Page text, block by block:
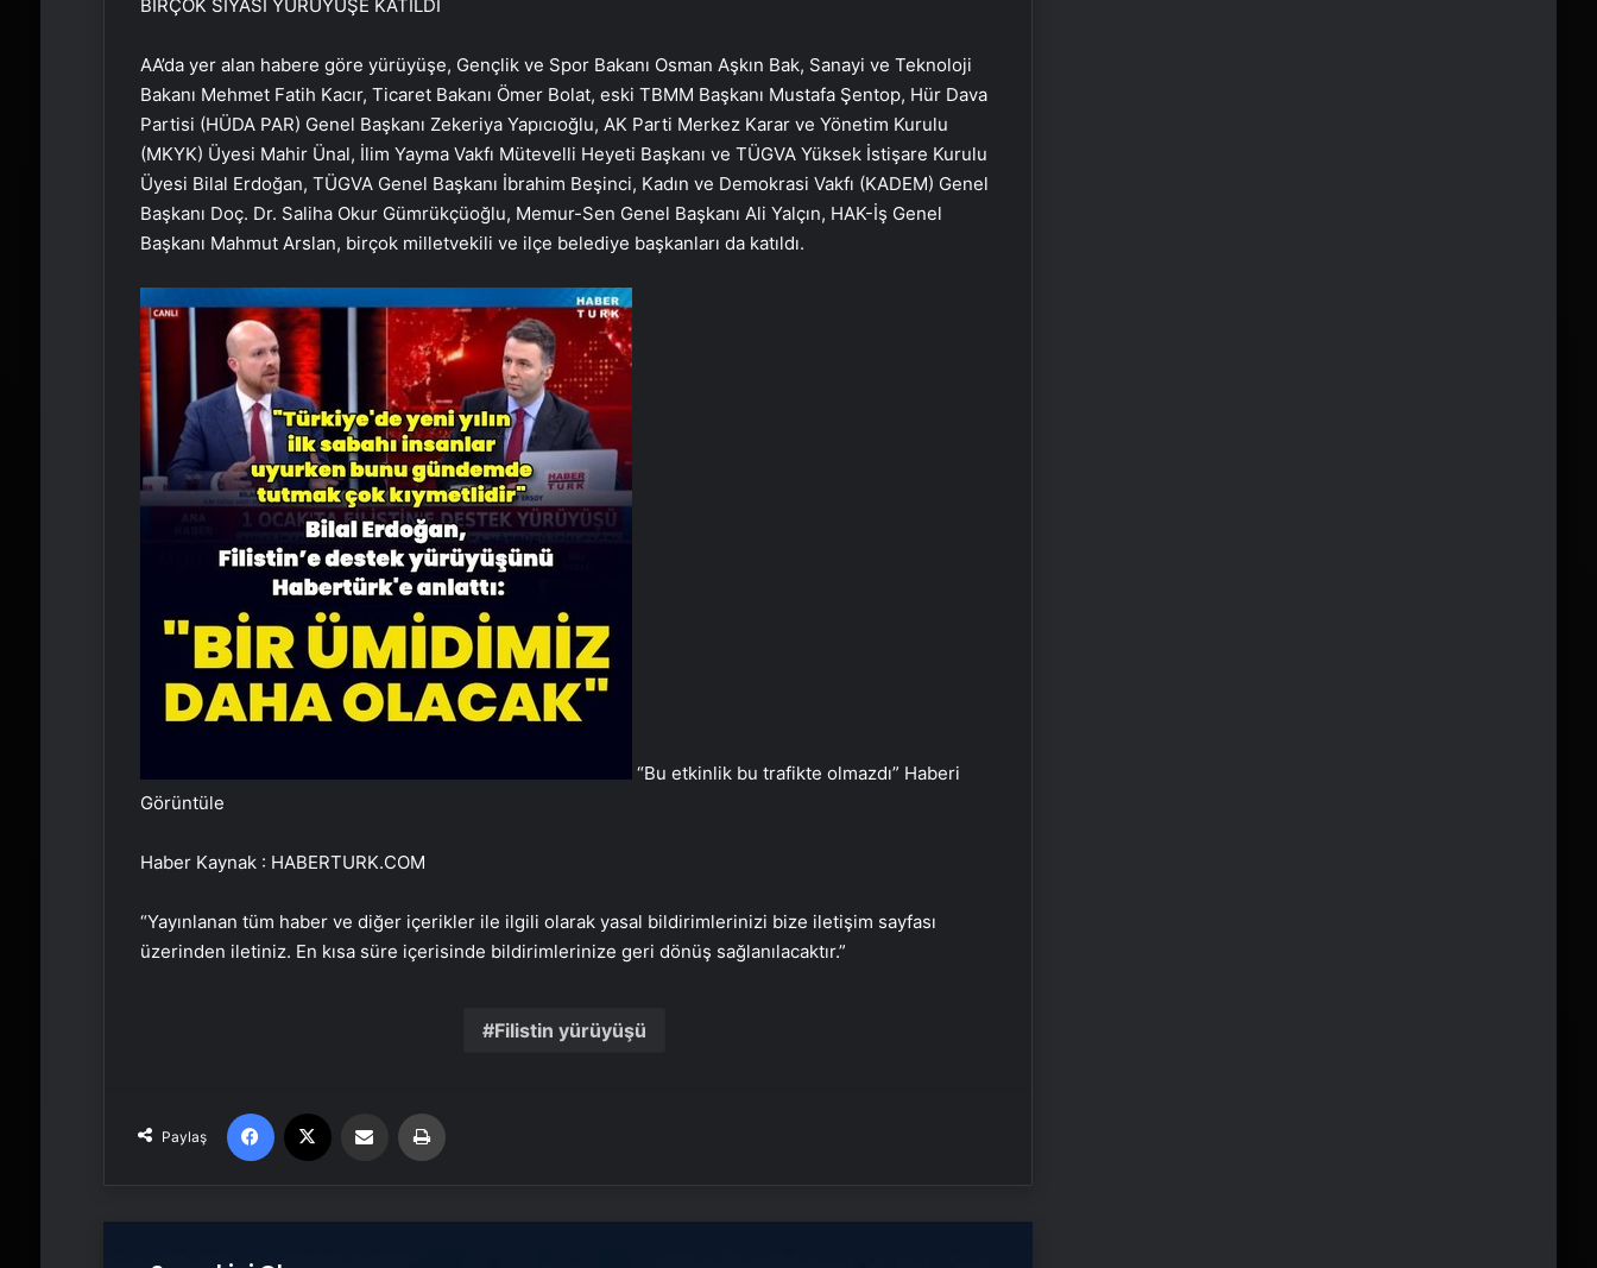
BİRÇOK SİYASİ YÜRÜYÜŞE KATILDI
AA’da yer alan habere göre yürüyüşe, Gençlik ve Spor Bakanı Osman Aşkın Bak, Sanayi ve Teknoloji
Bakanı Mehmet Fatih Kacır, Ticaret Bakanı Ömer Bolat, eski TBMM Başkanı Mustafa Şentop, Hür Dava
Partisi (HÜDA PAR) Genel Başkanı Zekeriya Yapıcıoğlu, AK Parti Merkez Karar ve Yönetim Kurulu
(MKYK) Üyesi Mahir Ünal, İlim Yayma Vakfı Mütevelli Heyeti Başkanı ve TÜGVA Yüksek İstişare Kurulu
Üyesi Bilal Erdoğan, TÜGVA Genel Başkanı İbrahim Beşinci, Kadın ve Demokrasi Vakfı (KADEM) Genel
Başkanı Doç. Dr. Saliha Okur Gümrükçüoğlu, Memur-Sen Genel Başkanı Ali Yalçın, HAK-İş Genel
Başkanı Mahmut Arslan, birçok milletvekili ve ilçe belediye başkanları da katıldı.
“Bu etkinlik bu trafikte olmazdı” Haberi
Görüntüle
Haber Kaynak : HABERTURK.COM
“Yayınlanan tüm haber ve diğer içerikler ile ilgili olarak yasal bildirimlerinizi bize iletişim sayfası
üzerinden iletiniz. En kısa süre içerisinde bildirimlerinize geri dönüş sağlanılacaktır.”
Filistin yürüyüşü
Paylaş
Facebook Email'den paylaş
Tasarım Ajansı